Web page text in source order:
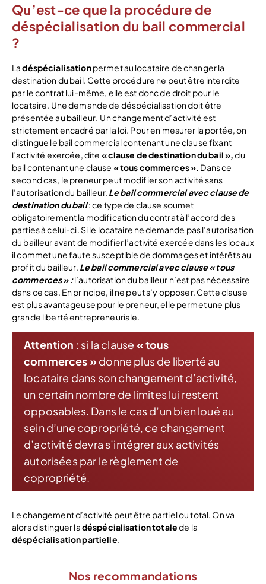
Qu’est-ce que la procédure de
déspécialisation du bail commercial
?
Ladéspécialisationpermet au locataire de changer la
destination du bail. Cette procédure ne peut être interdite
par le contrat lui-même, elle est donc de droit pour le
locataire. Une demande de déspécialisation doit être
présentée au bailleur. Un changement d’activité est
strictement encadré par la loi. Pour en mesurer la portée, on
distingue le bail commercial contenant une clause fixant
l’activité exercée, dite « clause de destination du bail »,du
bail contenant une clause « tous commerces ». Dans ce
second cas, le preneur peut modifier son activité sans
l’autorisation du bailleur. Le bail commercial avec clause de
destination du bail: ce type de clause soumet
obligatoirement la modification du contrat à l’accord des
parties à celui-ci. Si le locataire ne demande pas l’autorisation
du bailleur avant de modifier l’activité exercée dans les locaux
il commet une faute susceptible de dommages et intérêts au
profit du bailleur. Le bail commercial avec clause « tous
commerces » :l’autorisation du bailleur n’est pas nécessaire
dans ce cas. En principe, il ne peut s’y opposer. Cette clause
est plus avantageuse pour le preneur, elle permet une plus
grande liberté entrepreneuriale.
Attention : si la clause « tous
commerces »donne plus de liberté au
locataire dans son changement d’activité,
un certain nombre de limites lui restent
opposables. Dans le cas d’un bien loué au
sein d’une copropriété, ce changement
d’activité devra s’intégrer aux activités
autorisées par le règlement de
copropriété.
Le changement d’activité peut être partiel ou total. On va
alors distinguer ladéspécialisation totalede la
déspécialisation partielle.
Nos recommandations